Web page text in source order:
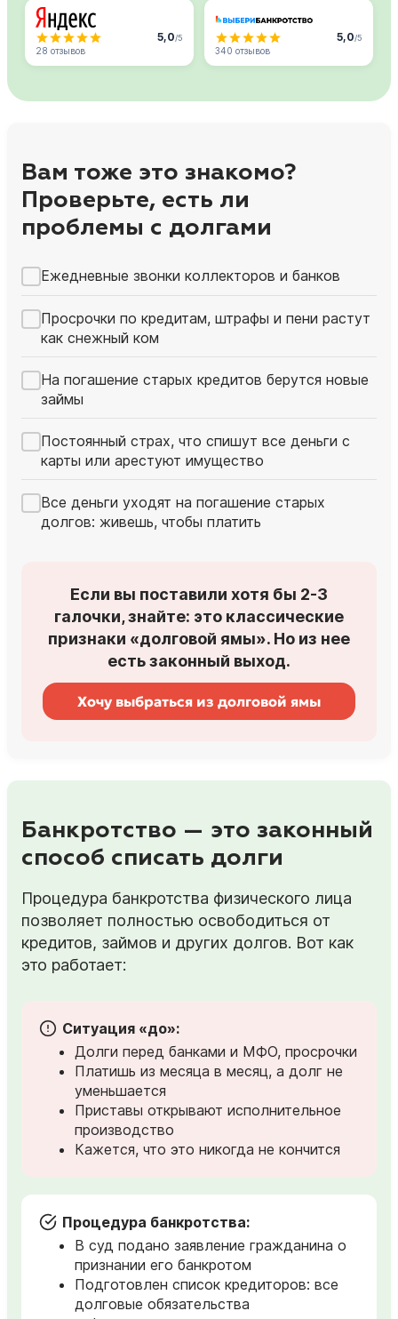
5,0/5
28 отзывов
5,0/5
340 отзывов
Вам тоже это знакомо?
Проверьте, есть ли
проблемы с долгами
Ежедневные звонки коллекторов и банков
Просрочки по кредитам, штрафы и пени растут
как снежный ком
На погашение старых кредитов берутся новые
займы
Постоянный страх, что спишут все деньги с
карты или арестуют имущество
Все деньги уходят на погашение старых
долгов: живешь, чтобы платить
Если вы поставили хотя бы 2-3
галочки, знайте: это классические
признаки «долговой ямы». Но из нее
есть законный выход.
Хочу выбраться из долговой ямы
Банкротство — это законный
способ списать долги
Процедура банкротства физического лица
позволяет полностью освободиться от
кредитов, займов и других долгов. Вот как
это работает:
Ситуация «до»:
Долги перед банками и МФО, просрочки
Платишь из месяца в месяц, а долг не
уменьшается
Приставы открывают исполнительное
производство
Кажется, что это никогда не кончится
Процедура банкротства:
В суд подано заявление гражданина о
признании его банкротом
Подготовлен список кредиторов: все
долговые обязательства